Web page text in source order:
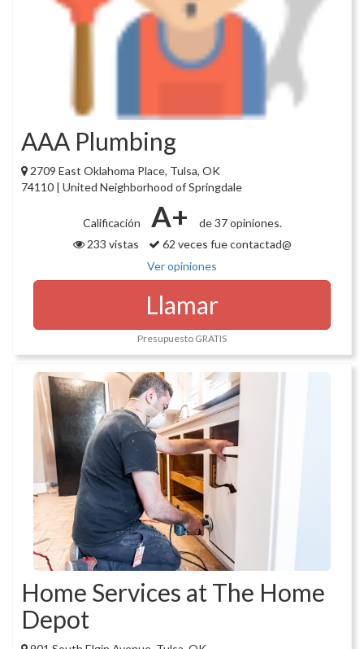
AAA Plumbing
2709 East Oklahoma Place, Tulsa, OK
74110 | United Neighborhood of Springdale
Calificación A+
de 37 opiniones.
233 vistas
62 veces fue contactad@
Ver opiniones
Llamar
Presupuesto GRATIS
Home Services at The Home
Depot